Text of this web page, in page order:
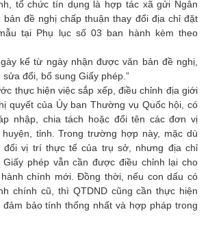
tổ chức tín dụng là hợp tác xã gửi Ngân
đề nghị chấp thuận thay đổi địa chỉ đặt
tại Phụ lục số 03 ban hành kèm theo
kể từ ngày nhận được văn bản đề nghị,
đổi, bổ sung Giấy phép.”
thực hiện việc sắp xếp, điều chỉnh địa giới
quyết của Ủy ban Thường vụ Quốc hội, có
nhập, chia tách hoặc đổi tên các đơn vị
tỉnh. Trong trường hợp này, mặc dù
đổi vị trí thực tế của trụ sở, nhưng địa chỉ
phép vẫn cần được điều chỉnh lại cho
chính mới. Đồng thời, nếu con dấu có
chính cũ, thì QTDND cũng cần thực hiện
bảo tính thống nhất và hợp pháp trong